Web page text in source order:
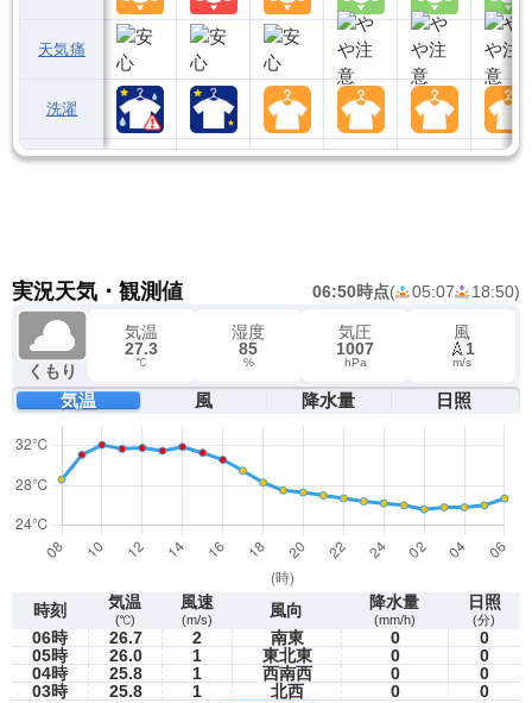
天気痛
洗濯
実況天気・観測値 06:50時点( 05:07 18:50)
くもり
気温
27.3
℃
湿度
85
%
気圧
1007
hPa
風
1
m/s
気温 風 降水量 日照
時刻 気温
(℃)
風速
(m/s) 風向 降水量
(mm/h)
日照
(分)
06時 26.7 2 南東 0
0
05時
26.0 1 東北東 0
0
04時
25.8 1 西南西 0
0
03時
25.8 1 北西 0 0